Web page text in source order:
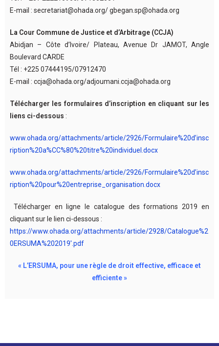
E-mail : secretariat@ohada.org/ gbegan.sp@ohada.org
La Cour Commune de Justice et d’Arbitrage (CCJA)
Abidjan – Côte d’Ivoire/ Plateau, Avenue Dr JAMOT, Angle
Boulevard CARDE
Tél : +225 07444195/07912470
E-mail : ccja@ohada.org/adjoumani.ccja@ohada.org
Télécharger les formulaires d’inscription en cliquant sur les
liens ci-dessous :
www.ohada.org/attachments/article/2926/Formulaire%20d’insc
ription%20a%CC%80%20titre%20individuel.docx
www.ohada.org/attachments/article/2926/Formulaire%20d’insc
ription%20pour%20entreprise_organisation.docx
Télécharger en ligne le catalogue des formations 2019 en
cliquant sur le lien ci-dessous :
https://www.ohada.org/attachments/article/2928/Catalogue%2
0ERSUMA%202019′.pdf
« L’ERSUMA, pour une règle de droit effective, efficace et
efficiente »